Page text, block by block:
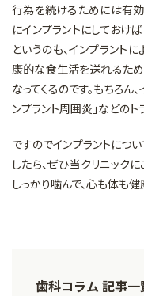
行為を続けるためには有効
にインプラントにしておけ
というのも、インプラント
康的な食生活を送れるた
なってくるのです。もちろん
ンプラント周囲炎」などのト
ですのでインプラントにつ
したら、ぜひ当クリニック
しっかり噛んで、心も体も健
歯科コラム 記事一